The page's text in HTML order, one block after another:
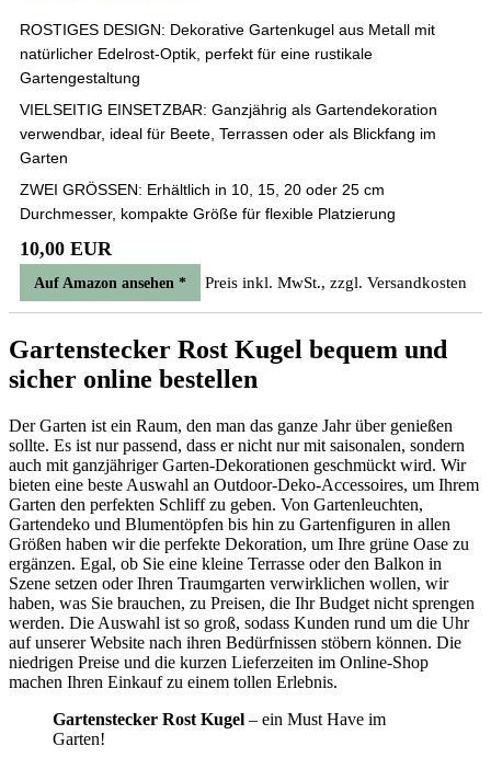
ROSTIGES DESIGN: Dekorative Gartenkugel aus Metall mit
natürlicher Edelrost-Optik, perfekt für eine rustikale
Gartengestaltung
VIELSEITIG EINSETZBAR: Ganzjährig als Gartendekoration
verwendbar, ideal für Beete, Terrassen oder als Blickfang im
Garten
ZWEI GRÖSSEN: Erhältlich in 10, 15, 20 oder 25 cm
Durchmesser, kompakte Größe für flexible Platzierung
10,00 EUR
Auf Amazon ansehen * Preis inkl. MwSt., zzgl. Versandkosten
Gartenstecker Rost Kugel bequem und
sicher online bestellen
Der Garten ist ein Raum, den man das ganze Jahr über genießen
sollte. Es ist nur passend, dass er nicht nur mit saisonalen, sondern
auch mit ganzjähriger Garten-Dekorationen geschmückt wird. Wir
bieten eine beste Auswahl an Outdoor-Deko-Accessoires, um Ihrem
Garten den perfekten Schliff zu geben. Von Gartenleuchten,
Gartendeko und Blumentöpfen bis hin zu Gartenfiguren in allen
Größen haben wir die perfekte Dekoration, um Ihre grüne Oase zu
ergänzen. Egal, ob Sie eine kleine Terrasse oder den Balkon in
Szene setzen oder Ihren Traumgarten verwirklichen wollen, wir
haben, was Sie brauchen, zu Preisen, die Ihr Budget nicht sprengen
werden. Die Auswahl ist so groß, sodass Kunden rund um die Uhr
auf unserer Website nach ihren Bedürfnissen stöbern können. Die
niedrigen Preise und die kurzen Lieferzeiten im Online-Shop
machen Ihren Einkauf zu einem tollen Erlebnis.
Gartenstecker Rost Kugel – ein Must Have im
Garten!